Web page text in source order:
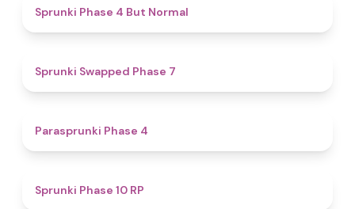
Sprunki Phase 4 But Normal
Sprunki Swapped Phase 7
​Parasprunki Phase 4
Sprunki Phase 10 RP